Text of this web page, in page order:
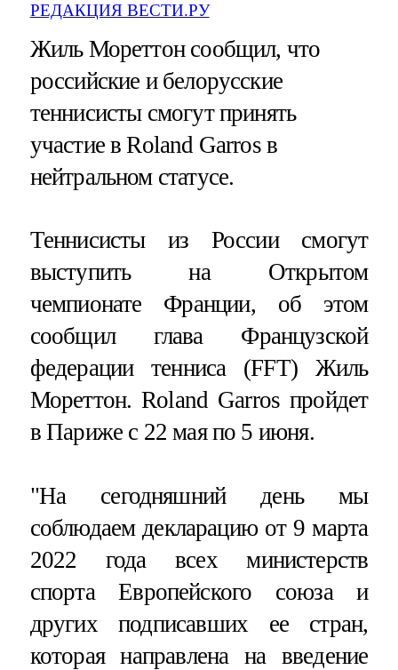
РЕДАКЦИЯ ВЕСТИ.РУ
Жиль Мореттон сообщил, что
российские и белорусские
теннисисты смогут принять
участие в Roland Garros в
нейтральном статусе.
Теннисисты из России смогут
выступить на Открытом
чемпионате Франции, об этом
сообщил глава Французской
федерации тенниса (FFT) Жиль
Мореттон. Roland Garros пройдет
в Париже с 22 мая по 5 июня.
"На сегодняшний день мы
соблюдаем декларацию от 9 марта
2022 года всех министерств
спорта Европейского союза и
других подписавших ее стран,
которая направлена ​​на введение